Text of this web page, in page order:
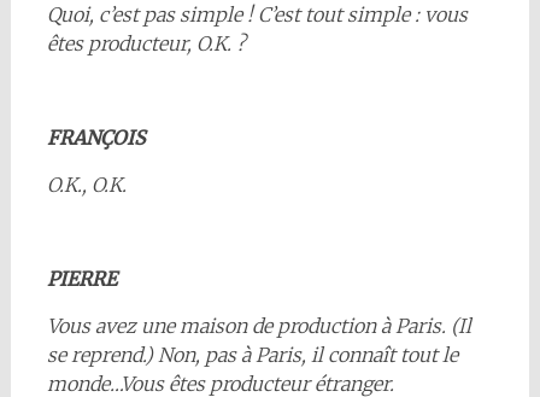
Quoi, c’est pas simple ! C’est tout simple : vous
êtes producteur, O.K. ?
FRANÇOIS
O.K., O.K.
PIERRE
Vous avez une maison de production à Paris. (Il
se reprend.) Non, pas à Paris, il connaît tout le
monde…Vous êtes producteur étranger.